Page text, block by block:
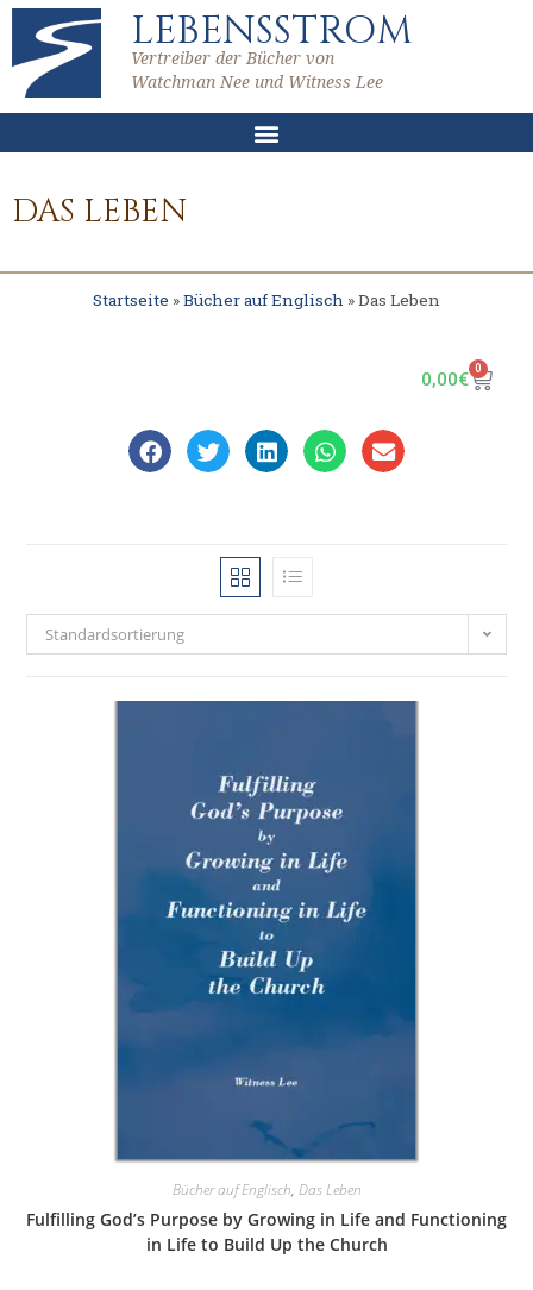
LEBENSSTROM
Vertreiber der Bücher von
Watchman Nee und Witness Lee
DAS LEBEN
Startseite »Bücher auf Englisch »Das Leben
0,00€ 0
Standardsortierung
Bücher auf Englisch, Das Leben
Fulfilling God’s Purpose by Growing in Life and Functioning
in Life to Build Up the Church